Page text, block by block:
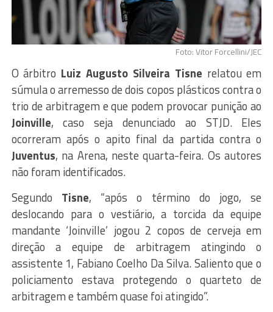
Foto: Vitor Forcellini/JEC
O árbitro Luiz Augusto Silveira Tisne relatou em
súmula o arremesso de dois copos plásticos contra o
trio de arbitragem e que podem provocar punição ao
Joinville, caso seja denunciado ao STJD. Eles
ocorreram após o apito final da partida contra o
Juventus, na Arena, neste quarta-feira. Os autores
não foram identificados.
Segundo Tisne, “após o término do jogo, se
deslocando para o vestiário, a torcida da equipe
mandante ‘Joinville’ jogou 2 copos de cerveja em
direção a equipe de arbitragem atingindo o
assistente 1, Fabiano Coelho Da Silva. Saliento que o
policiamento estava protegendo o quarteto de
arbitragem e também quase foi atingido”.